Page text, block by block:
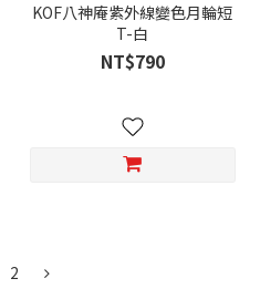
KOF八神庵紫外線變色月輪短
T-白
NT$790
2